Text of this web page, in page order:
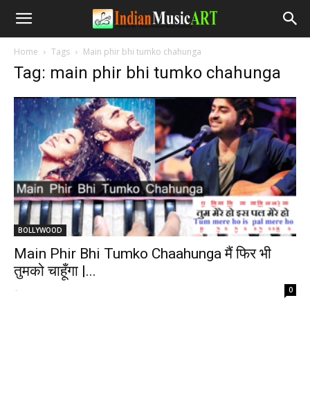
Home Tags Main phir bhi tumko chahunga
Tag: main phir bhi tumko chahunga
BOLLYWOOD
Main Phir Bhi Tumko Chaahunga मैं फिर भी
तुमको चाहूँगा |...
- 0